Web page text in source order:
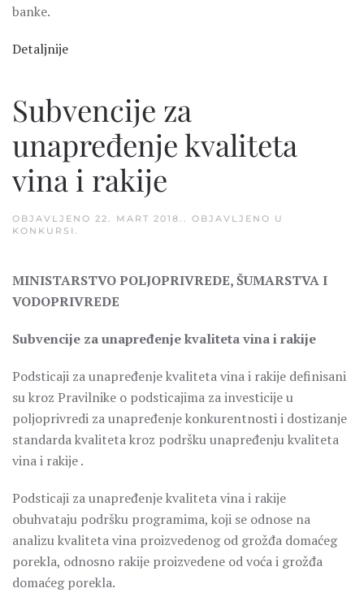
banke.
Detaljnije
Subvencije za
unapređenje kvaliteta
vina i rakije
OBJAVLJENO 22. MART 2018. . OBJAVLJENO U
KONKURSI .
MINISTARSTVO POLJOPRIVREDE, ŠUMARSTVA I
VODOPRIVREDE
Subvencije za unapređenje kvaliteta vina i rakije
Podsticaji za unapređenje kvaliteta vina i rakije definisani
su kroz Pravilnike o podsticajima za investicije u
poljoprivredi za unapređenje konkurentnosti i dostizanje
standarda kvaliteta kroz podršku unapređenju kvaliteta
vina i rakije .
Podsticaji za unapređenje kvaliteta vina i rakije
obuhvataju podršku programima, koji se odnose na
analizu kvaliteta vina proizvedenog od grožđa domaćeg
porekla, odnosno rakije proizvedene od voća i grožđa
domaćeg porekla.